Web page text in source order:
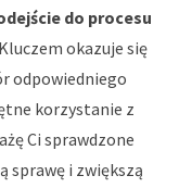
do procesu
okazuje się
odpowiedniego
korzystanie z
Ci sprawdzone
sprawę i zwiększą